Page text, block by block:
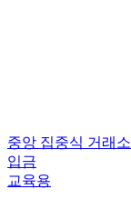
중앙 집중식 거래소
입금
교육용